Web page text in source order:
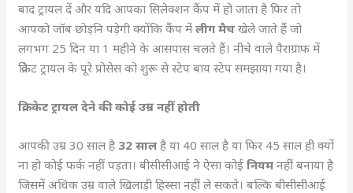
बाद ट्रायल दें और यदि आपका सिलेक्शन कैंप में हो जाता है फिर तो
आपको जॉब छोड़नि पड़ेगी क्योंकि कैंप मेंलीग मैच खेले जाते हैं जो
लगभग 25 दिन या 1 महीने के आसपास चलते हैं। नीचे वाले पैराग्राफ में
क्रिकेट ट्रायल के पूरे प्रोसेस को शुरू से स्टेप बाय स्टेप समझाया गया है।
क्रिकेट ट्रायल देने की कोई उम्र नहीं होती
आपकी उम्र 30 साल है 32 साल है या 40 साल है या फिर 45 साल ही क्यों
ना हो कोई फर्क नहीं पड़ता। बीसीसीआई ने ऐसा कोईनियमनहीं बनाया है
जिसमें अधिक उम्र वाले खिलाड़ी हिस्सा नहीं ले सकते। बल्कि बीसीसीआई